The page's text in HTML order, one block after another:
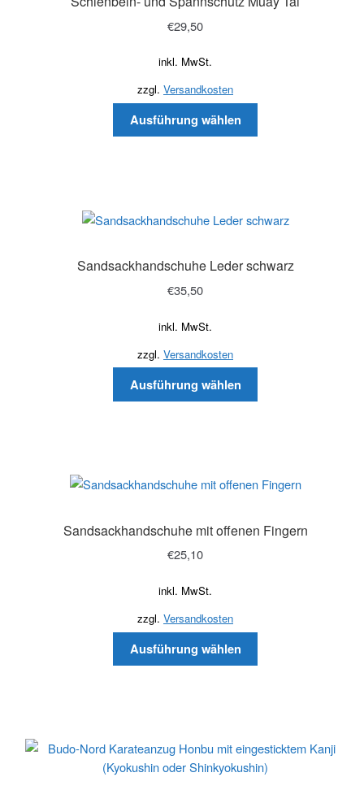
€29,50
inkl. MwSt.
zzgl. Versandkosten
Ausführung wählen
Sandsackhandschuhe Leder schwarz
€35,50
inkl. MwSt.
zzgl. Versandkosten
Ausführung wählen
Sandsackhandschuhe mit offenen Fingern
€25,10
inkl. MwSt.
zzgl. Versandkosten
Ausführung wählen